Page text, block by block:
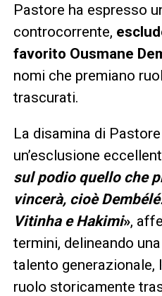
Pastore ha espresso
controcorrente,
favorito Ousmane
nomi che premiano
trascurati.
La disamina di
un’esclusione
sul podio quello che
vincerà, cioè
Vitinha e Hakimi»,
termini, delineando
talento generazionale,
ruolo storicamente